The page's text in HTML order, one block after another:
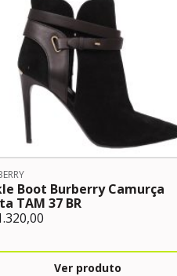
Boot Burberry Camurça
TAM 37 BR
Ver produto